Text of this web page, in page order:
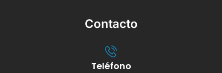
Contacto
Teléfono